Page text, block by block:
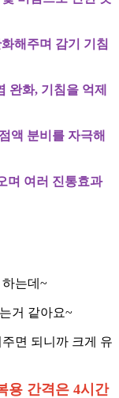
해주며 감기 기침
완화, 기침을 억제
액 분비를 자극해
며 여러 진통효과
는데 ~
거 같아요~
주면 되니까 크게 유
용 간격은 4시간